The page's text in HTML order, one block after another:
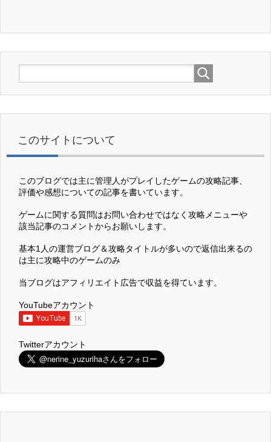
このサイトについて
このブログでは主に管理人がプレイしたゲームの攻略記事、
評価や感想についての記事を書いています。
ゲームに関する質問はお問い合わせではなく攻略メニューや
該当記事のコメントからお願いします。
基本1人の運営ブログ＆攻略タイトルが多いので返信出来るの
は主に攻略中のゲームのみ
当ブログはアフィリエイト広告で収益を得ています。
YouTubeアカウント
Twitterアカウント